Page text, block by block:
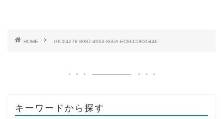
HOME 10C04278-8987-4063-866A-EC86CD830446
キーワードから探す